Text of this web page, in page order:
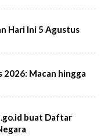
Hari Ini 5 Agustus
2026: Macan hingga
buat Daftar